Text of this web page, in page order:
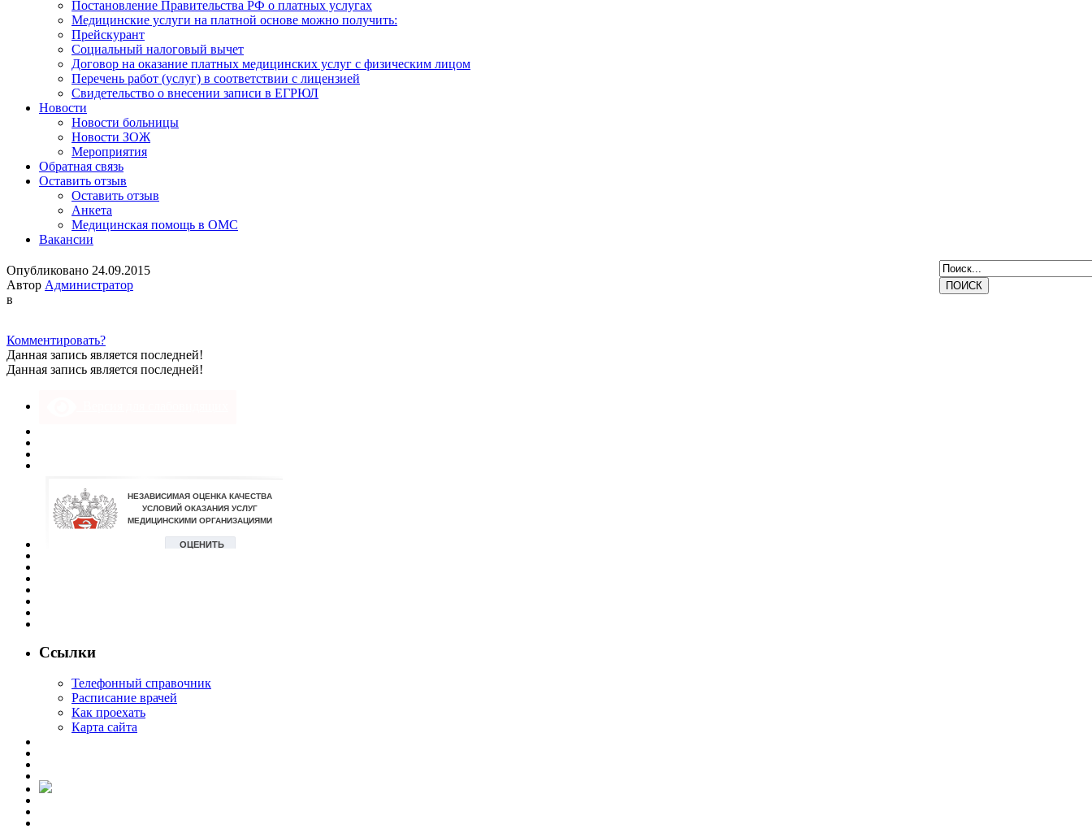
Постановление Правительства РФ о платных услугах
Медицинские услуги на платной основе можно получить:
Прейскурант
Социальный налоговый вычет
Договор на оказание платных медицинских услуг с физическим лицом
Перечень работ (услуг) в соответствии с лицензией
Свидетельство о внесении записи в ЕГРЮЛ
Новости
Новости больницы
Новости ЗОЖ
Мероприятия
Обратная связь
Оставить отзыв
Оставить отзыв
Анкета
Медицинская помощь в ОМС
Вакансии
Опубликовано 24.09.2015
Автор Администратор
в
Комментировать?
Данная запись является последней!
Данная запись является последней!
Ссылки
Телефонный справочник
Расписание врачей
Как проехать
Карта сайта